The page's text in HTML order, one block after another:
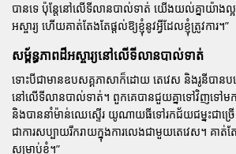
បានទេ ប៉ុន្តែនៅលើទីលានបាល់ទាត់ យើងយល់គ្នាយ៉ាងល្
អស្ចារ្យ ហើយគាត់តែងតែផ្តល់ឱ្យខ្ញុំនូវអ្វីដែលខ្ញុំត្រូវការ។”
សម្ព័ន្ធភាពដ៏អស្ចារ្យនៅលើទីលានបាល់ទាត់
ទោះបីជាមានឧបសគ្គភាសាក៏ដោយ តេវេស និងរូនីបានបង្ក
នៅលើទីលានបាល់ទាត់។ ពួកគេបានជួយគ្នាទៅវិញទៅម
និងបាននាំម៉ាន់ឈេស្ទើរ យូណាយធីទៅរកជ័យជម្នះជាច្រ
ជាការសប្បាយរីករាយក្នុងការលេងជាមួយតេវេស។ គាត់ត
សម្រាប់ខ្ញុំ។”